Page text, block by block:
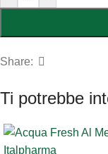
Share:
Ti potrebbe